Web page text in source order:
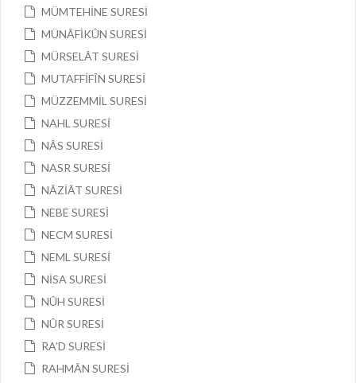
MÜMTEHİNE SURESİ
MÜNÂFİKÛN SURESİ
MÜRSELÂT SURESİ
MUTAFFİFÎN SURESİ
MÜZZEMMİL SURESİ
NAHL SURESİ
NÂS SURESİ
NASR SURESİ
NÂZİÂT SURESİ
NEBE SURESİ
NECM SURESİ
NEML SURESİ
NİSA SURESİ
NÛH SURESİ
NÛR SURESİ
RA’D SURESİ
RAHMÂN SURESİ